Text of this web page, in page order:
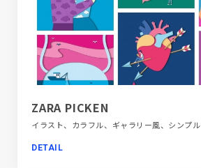
ZARA PICKEN
DETAIL